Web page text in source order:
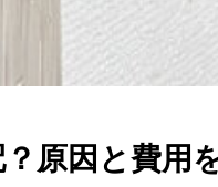
原因と費用